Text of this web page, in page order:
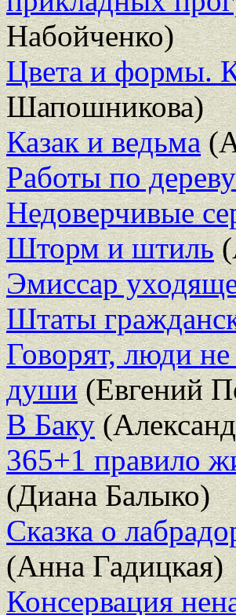
Набойченко)
Цвета и формы.
Шапошникова)
Казак и ведьма
Работы по
Недоверчивые
Шторм и штиль
Эмиссар
Штаты
Говорят, люди
души(Евгений
В Баку
365+1 правило
(Диана Балыко)
Сказка о
(Анна Гадицкая)
Консервация